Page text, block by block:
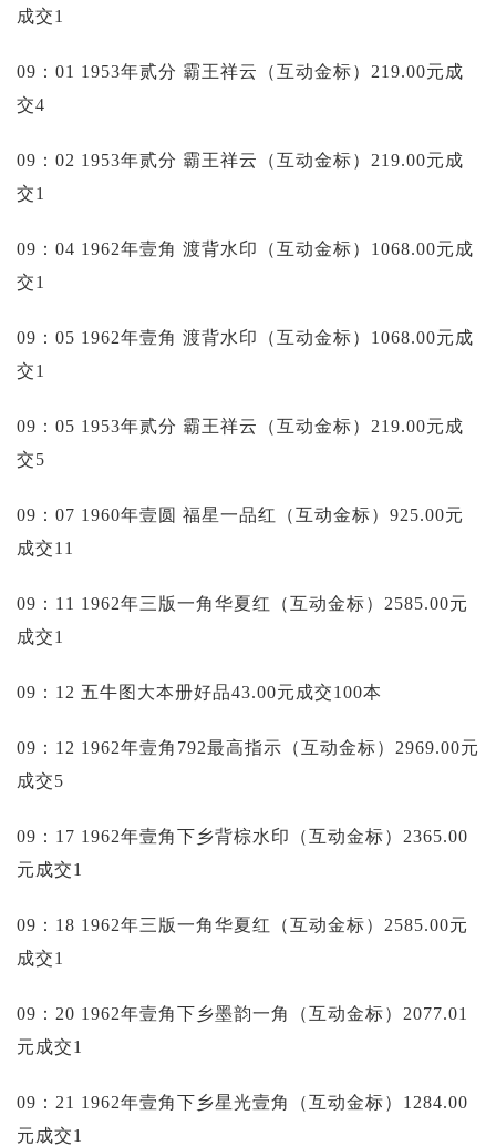
成交1
09：01 1953年贰分 霸王祥云（互动金标）219.00元成
交4
09：02 1953年贰分 霸王祥云（互动金标）219.00元成
交1
09：04 1962年壹角 渡背水印（互动金标）1068.00元成
交1
09：05 1962年壹角 渡背水印（互动金标）1068.00元成
交1
09：05 1953年贰分 霸王祥云（互动金标）219.00元成
交5
09：07 1960年壹圆 福星一品红（互动金标）925.00元
成交11
09：11 1962年三版一角华夏红（互动金标）2585.00元
成交1
09：12 五牛图大本册好品43.00元成交100本
09：12 1962年壹角792最高指示（互动金标）2969.00元
成交5
09：17 1962年壹角下乡背棕水印（互动金标）2365.00
元成交1
09：18 1962年三版一角华夏红（互动金标）2585.00元
成交1
09：20 1962年壹角下乡墨韵一角（互动金标）2077.01
元成交1
09：21 1962年壹角下乡星光壹角（互动金标）1284.00
元成交1